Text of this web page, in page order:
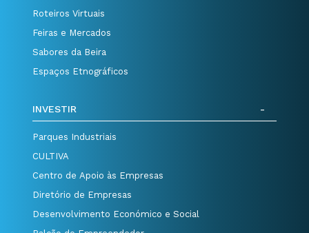
Roteiros Virtuais
Feiras e Mercados
Sabores da Beira
Espaços Etnográficos
INVESTIR
Parques Industriais
CULTIVA
Centro de Apoio às Empresas
Diretório de Empresas
Desenvolvimento Económico e Social